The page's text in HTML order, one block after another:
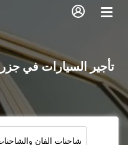
تأجير السيارات في
شاحنات الفان